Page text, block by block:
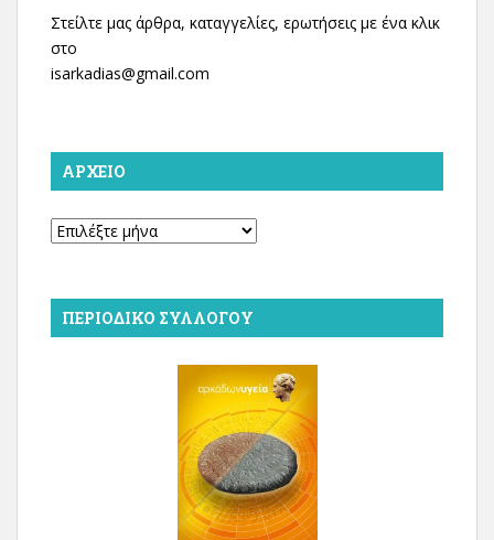
Στείλτε μας άρθρα, καταγγελίες, ερωτήσεις με ένα κλικ
στο
isarkadias@gmail.com
ΑΡΧΕΊΟ
Αρχείο
ΠΕΡΙΟΔΙΚΌ ΣΥΛΛΌΓΟΥ